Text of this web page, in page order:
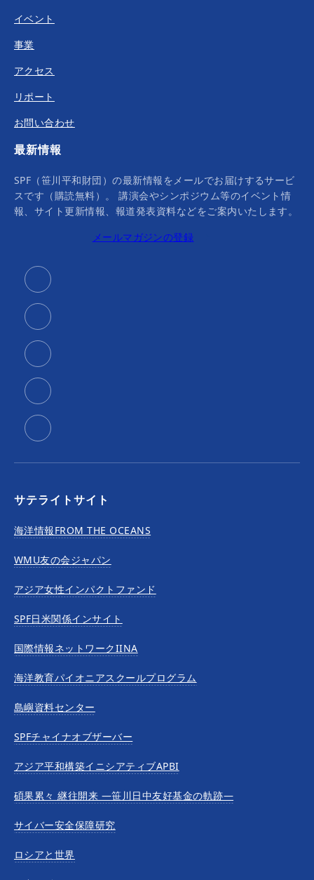
イベント
事業
アクセス
リポート
お問い合わせ
最新情報
SPF（笹川平和財団）の最新情報をメールでお届けするサービ
スです（購読無料）。 講演会やシンポジウム等のイベント情
報、サイト更新情報、報道発表資料などをご案内いたします。
メールマガジンの登録
サテライトサイト
海洋情報FROM THE OCEANS
WMU友の会ジャパン
アジア女性インパクトファンド
SPF日米関係インサイト
国際情報ネットワークIINA
海洋教育パイオニアスクールプログラム
島嶼資料センター
SPFチャイナオブザーバー
アジア平和構築イニシアティブAPBI
碩果累々 継往開来 —笹川日中友好基金の軌跡—
サイバー安全保障研究
ロシアと世界